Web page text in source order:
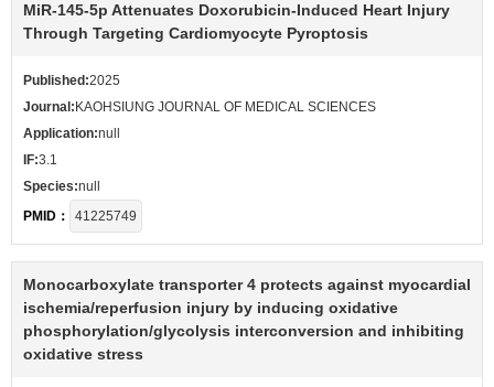
MiR-145-5p Attenuates Doxorubicin-Induced Heart Injury
Through Targeting Cardiomyocyte Pyroptosis
Published:2025
Journal: KAOHSIUNG JOURNAL OF MEDICAL SCIENCES
Application:null
IF:3.1
Species:null
PMID：
41225749
Monocarboxylate transporter 4 protects against myocardial
ischemia/reperfusion injury by inducing oxidative
phosphorylation/glycolysis interconversion and inhibiting
oxidative stress